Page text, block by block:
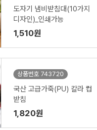
도자기 냄비받침대(10가지
디자인)_인쇄가능
1,510원
상품번호 743720
국산 고급가죽(PU) 칼라 컵
받침
1,820원